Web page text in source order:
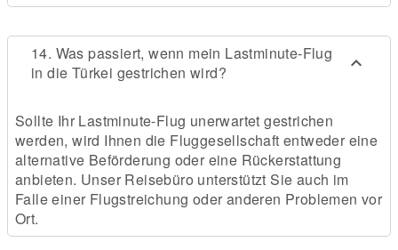
14. Was passiert, wenn mein Lastminute-Flug
in die Türkei gestrichen wird?
Sollte Ihr Lastminute-Flug unerwartet gestrichen
werden, wird Ihnen die Fluggesellschaft entweder eine
alternative Beförderung oder eine Rückerstattung
anbieten. Unser Reisebüro unterstützt Sie auch im
Falle einer Flugstreichung oder anderen Problemen vor
Ort.